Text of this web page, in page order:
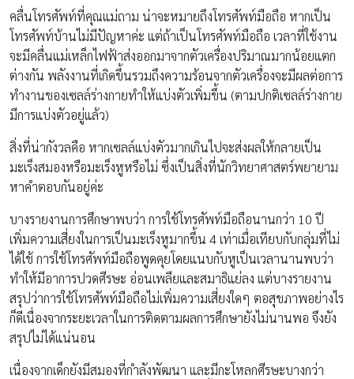
คลื่นโทรศัพท์ที่คุณแม่ถาม น่าจะหมายถึงโทรศัพท์มือถือ หากเป็น
โทรศัพท์บ้านไม่มีปัญหาค่ะ แต่ถ้าเป็นโทรศัพท์มือถือ เวลาที่ใช้งาน
จะมีคลื่นแม่เหล็กไฟฟ้าส่งออกมาจากตัวเครื่องปริมาณมากน้อยแตก
ต่างกัน พลังงานที่เกิดขึ้นรวมถึงความร้อนจากตัวเครื่องจะมีผลต่อการ
ทำงานของเซลล์ร่างกายทำให้แบ่งตัวเพิ่มขึ้น (ตามปกติเซลล์ร่างกาย
มีการแบ่งตัวอยู่แล้ว)
สิ่งที่น่ากังวลคือ หากเซลล์แบ่งตัวมากเกินไปจะส่งผลให้กลายเป็น
มะเร็งสมองหรือมะเร็งหูหรือไม่ ซึ่งเป็นสิ่งที่นักวิทยาศาสตร์พยายาม
หาคำตอบกันอยู่ค่ะ
บางรายงานการศึกษาพบว่า การใช้โทรศัพท์มือถือนานกว่า 10 ปี
เพิ่มความเสี่ยงในการเป็นมะเร็งหูมากขึ้น 4 เท่าเมื่อเทียบกับกลุ่มที่ไม่
ได้ใช้ การใช้โทรศัพท์มือถือพูดคุยโดยแนบกับหูเป็นเวลานานพบว่า
ทำให้มีอาการปวดศีรษะ อ่อนเพลียและสมาธิแย่ลง แต่บางรายงาน
สรุปว่าการใช้โทรศัพท์มือถือไม่เพิ่มความเสี่ยงใดๆ ตอสุขภาพอย่างไร
ก็ดีเนื่องจากระยะเวลาในการติดตามผลการศึกษายังไม่นานพอ จึงยัง
สรุปไม่ได้แน่นอน
เนื่องจากเด็กยังมีสมองที่กำลังพัฒนา และมีกะโหลกศีรษะบางกว่า